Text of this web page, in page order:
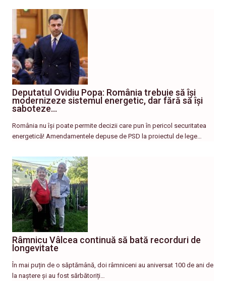
Deputatul Ovidiu Popa: România trebuie să își
modernizeze sistemul energetic, dar fără să își
saboteze…
România nu își poate permite decizii care pun în pericol securitatea
energetică! Amendamentele depuse de PSD la proiectul de lege…
Râmnicu Vâlcea continuă să bată recorduri de
longevitate
În mai puțin de o săptămână, doi râmniceni au aniversat 100 de ani de
la naștere și au fost sărbătoriți…